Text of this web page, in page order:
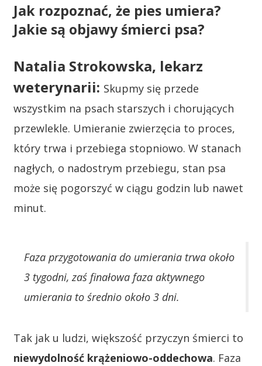
Jak rozpoznać, że pies umiera?
Jakie są objawy śmierci psa?
Natalia Strokowska, lekarz
weterynarii: Skupmy się przede
wszystkim na psach starszych i chorujących
przewlekle. Umieranie zwierzęcia to proces,
który trwa i przebiega stopniowo. W stanach
nagłych, o nadostrym przebiegu, stan psa
może się pogorszyć w ciągu godzin lub nawet
minut.
Faza przygotowania do umierania trwa około
3 tygodni, zaś finałowa faza aktywnego
umierania to średnio około 3 dni.
Tak jak u ludzi, większość przyczyn śmierci to
niewydolność krążeniowo-oddechowa. Faza